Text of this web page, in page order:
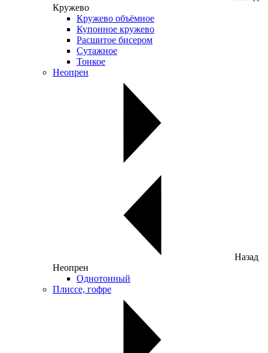
Кружево
Кружево объёмное
Купонное кружево
Расшитое бисером
Сутажное
Тонкое
Неопрен
Назад
Неопрен
Однотонный
Плиссе, гофре